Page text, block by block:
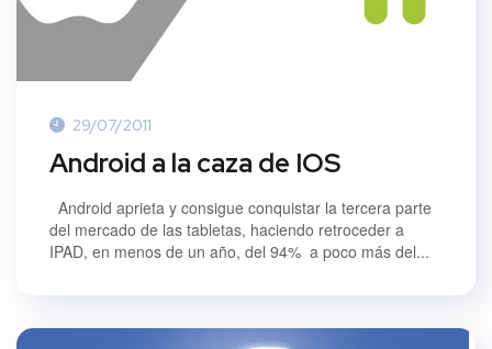
29/07/2011
Android a la caza de IOS
Android aprieta y consigue conquistar la tercera parte
del mercado de las tabletas, haciendo retroceder a
IPAD, en menos de un año, del 94% a poco más del...